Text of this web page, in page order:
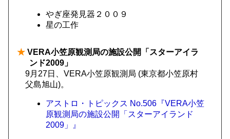
やぎ座発見器２００９
星の工作
★ VERA小笠原観測局の施設公開「スターアイラ
ンド2009」
9月27日、VERA小笠原観測局 (東京都小笠原村
父島旭山)。
アストロ・トピックス No.506『VERA小笠
原観測局の施設公開「スターアイランド
2009」』